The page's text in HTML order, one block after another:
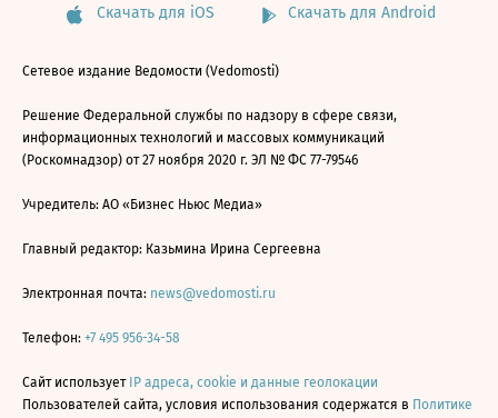
Скачать для iOS Скачать для Android
Сетевое издание Ведомости (Vedomosti)
Решение Федеральной службы по надзору в сфере связи,
информационных технологий и массовых коммуникаций
(Роскомнадзор) от 27 ноября 2020 г. ЭЛ № ФС 77-79546
Учредитель: АО «Бизнес Ньюс Медиа»
Главный редактор: Казьмина Ирина Сергеевна
Электронная почта: news@vedomosti.ru
Телефон: +7 495 956-34-58
Сайт использует IP адреса, cookie и данные геолокации
Пользователей сайта, условия использования содержатся в Политике